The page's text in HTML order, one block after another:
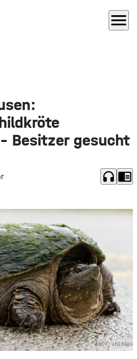
menu
Besitzer gesucht
headphones chrome_reader_mode
Foto: